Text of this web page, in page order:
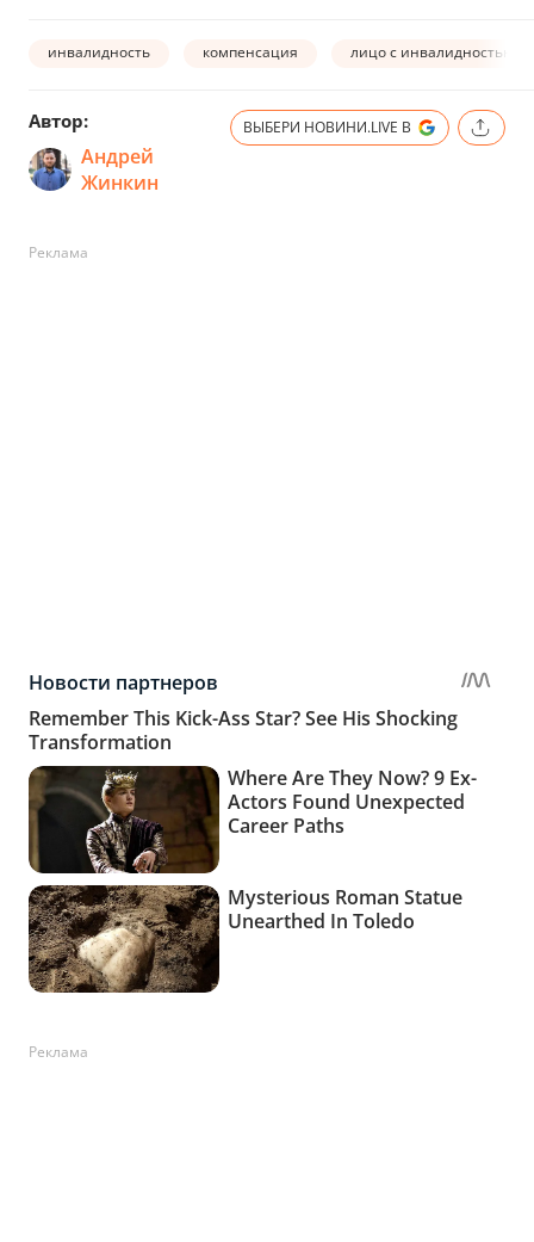
инвалидность компенсация лицо с инвалидностью
Автор:
Андрей
Жинкин
ВЫБЕРИ НОВИНИ.LIVE В
Реклама
Реклама